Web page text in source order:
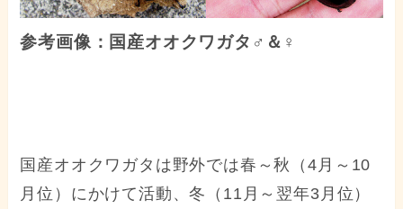
参考画像：国産オオクワガタ♂＆♀
国産オオクワガタは野外では春～秋（4月～10
月位）にかけて活動、冬（11月～翌年3月位）